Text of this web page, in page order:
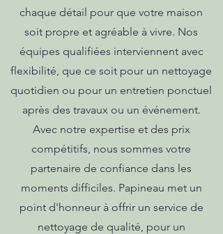
chaque détail pour que votre maison
soit propre et agréable à vivre. Nos
équipes qualifiées interviennent avec
flexibilité, que ce soit pour un nettoyage
quotidien ou pour un entretien ponctuel
après des travaux ou un événement.
Avec notre expertise et des prix
compétitifs, nous sommes votre
partenaire de confiance dans les
moments difficiles. Papineau met un
point d'honneur à offrir un service de
nettoyage de qualité, pour un